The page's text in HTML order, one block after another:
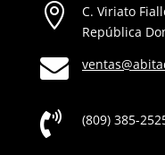

C. Viriato
República

 (809) 385-